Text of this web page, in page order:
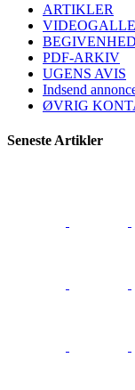
ARTIKLER
PDF-ARKIV
UGENS AVIS
Indsend
ØVRIG
Seneste Artikler